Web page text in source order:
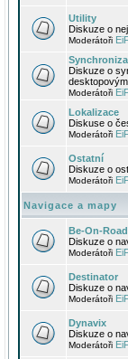
Utility
Diskuze o
Moderátoři
Diskuze o
Moderátoři
Lokalizace
Diskuse o
Moderátoři
Ostatní
Diskuze o
Moderátoři
Navigace a mapy
Be-On-Road
Diskuze o
Moderátoři
Destinator
Diskuze o
Moderátoři
Dynavix
Diskuze o
Moderátoři